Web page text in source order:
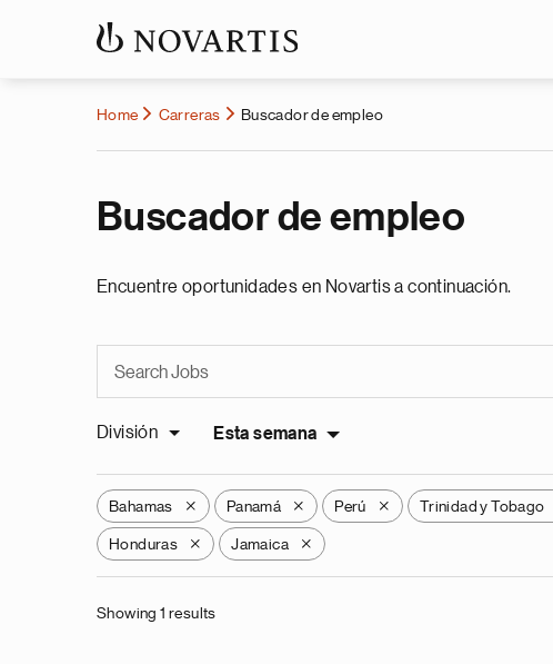
Home Carreras Buscador de empleo
Buscador de empleo
Encuentre oportunidades en Novartis a continuación.
División Esta semana
Bahamas X Panamá X Perú X Trinidad y Tobago
Honduras X Jamaica X
Showing 1 results